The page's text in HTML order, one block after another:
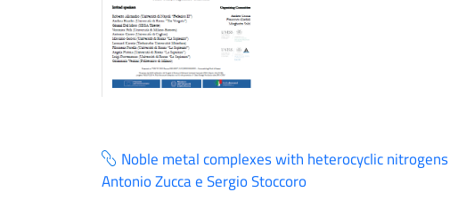
Noble metal complexes with heterocyclic
Antonio Zucca e Sergio Stoccoro